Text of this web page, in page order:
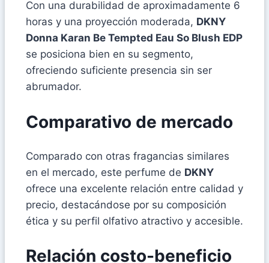
Con una durabilidad de aproximadamente 6
horas y una proyección moderada, DKNY
Donna Karan Be Tempted Eau So Blush EDP
se posiciona bien en su segmento,
ofreciendo suficiente presencia sin ser
abrumador.
Comparativo de mercado
Comparado con otras fragancias similares
en el mercado, este perfume de DKNY
ofrece una excelente relación entre calidad y
precio, destacándose por su composición
ética y su perfil olfativo atractivo y accesible.
Relación costo-beneficio